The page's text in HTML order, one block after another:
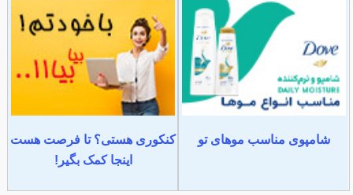
شامپوی مناسب موهای تو
کنکوری هستی؟ تا فرصت هست
اینجا کمک بگیر!